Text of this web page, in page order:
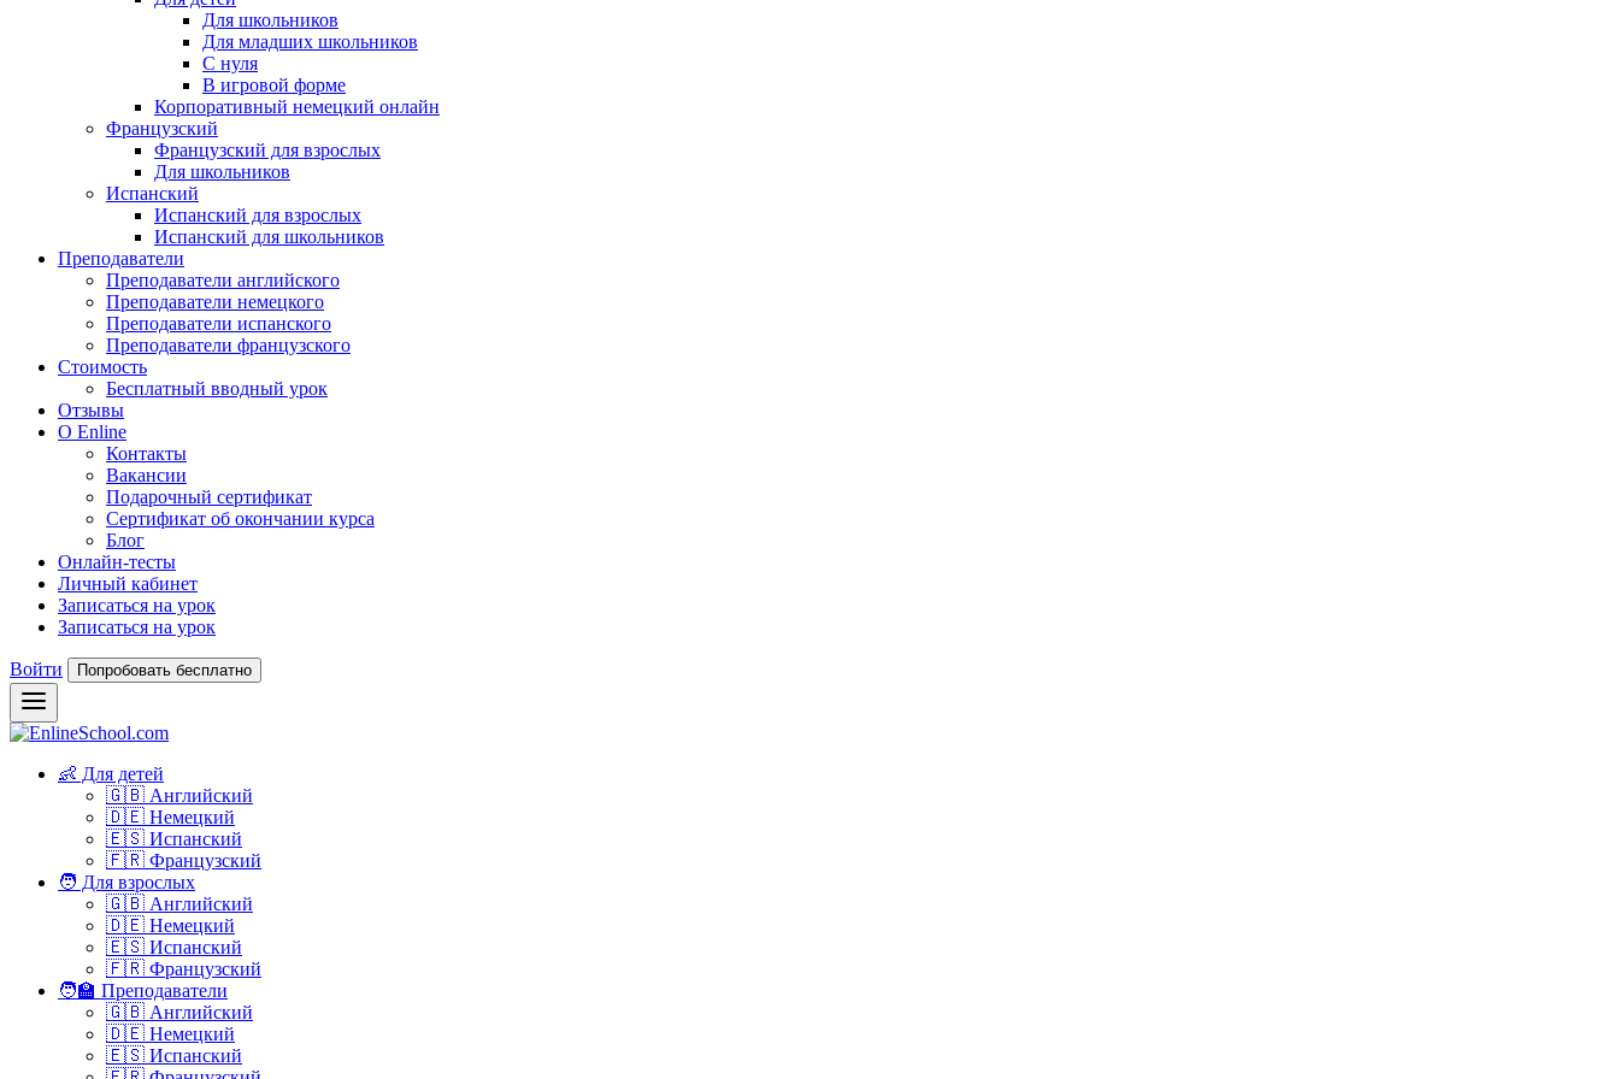
Для школьников
Для младших школьников
С нуля
В игровой форме
Корпоративный немецкий онлайн
Французский
Французский для взрослых
Для школьников
Испанский
Испанский для взрослых
Испанский для школьников
Преподаватели
Преподаватели английского
Преподаватели немецкого
Преподаватели испанского
Преподаватели французского
Стоимость
Бесплатный вводный урок
Отзывы
О Enline
Контакты
Вакансии
Подарочный сертификат
Сертификат об окончании курса
Блог
Онлайн-тесты
Личный кабинет
Записаться на урок
Записаться на урок
Войти Попробовать бесплатно
👶 Для детей
🇬🇧 Английский
🇩🇪 Немецкий
🇪🇸 Испанский
🇫🇷 Французский
🧑 Для взрослых
🇬🇧 Английский
🇩🇪 Немецкий
🇪🇸 Испанский
🇫🇷 Французский
🧑‍🏫 Преподаватели
🇬🇧 Английский
🇩🇪 Немецкий
🇪🇸 Испанский